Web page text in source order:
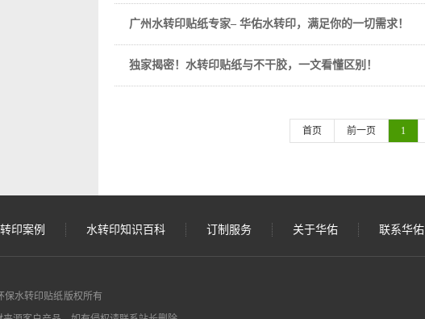
广州水转印贴纸专家– 华佑水转印，满足你的一切需求！
独家揭密！水转印贴纸与不干胶，一文看懂区别！
首页 前一页 1
印案例 水转印知识百科 订制服务 关于华佑 联系华佑
保水转印贴纸 版权所有